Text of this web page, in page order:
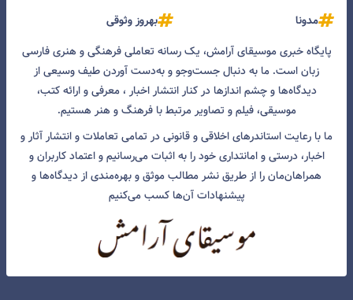
مدونا
بهروز وثوقی
پایگاه خبری موسیقای آرامش، یک رسانه تعاملی فرهنگی و هنری فارسی
زبان است. ما به دنبال جست‌و‌جو و به‌دست آوردن طیف وسیعی از
دیدگاه‌ها و چشم انداز‌ها در کنار انتشار اخبار ، معرفی و ارائه کتب،
موسیقی، فیلم و تصاویر مرتبط با فرهنگ و هنر هستیم.
ما با رعایت استاندرهای اخلاقی و قانونی در تمامی تعاملات و انتشار آثار و
اخبار، درستی و امانتداری خود را به اثبات می‌رسانیم و اعتماد کاربران و
همراهان‌مان را از طریق نشر مطالب موثق و بهره‌مندی از دیدگاه‌ها و
پیشنهادات آن‌ها کسب می‌کنیم